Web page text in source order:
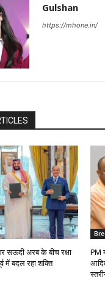
Gulshan
https://mhone.in/
सऊदी अरब के बीच रक्षा
में बदल रहा शक्ति
PM